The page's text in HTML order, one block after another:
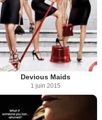
Devious Maids
1 juin 2015